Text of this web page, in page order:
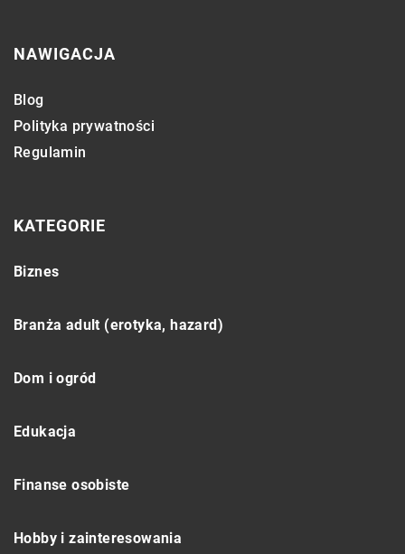
NAWIGACJA
Blog
Polityka prywatności
Regulamin
KATEGORIE
Biznes
Branża adult (erotyka, hazard)
Dom i ogród
Edukacja
Finanse osobiste
Hobby i zainteresowania